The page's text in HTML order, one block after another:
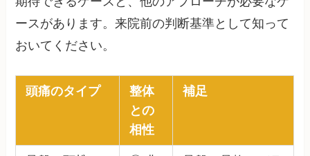
ースがあります。来院前の判断基準として知って
おいてください。
頭痛のタイプ
整体
との
相性
補足